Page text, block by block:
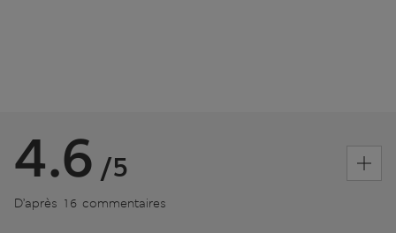
4.6 /5
D’après 16 commentaires